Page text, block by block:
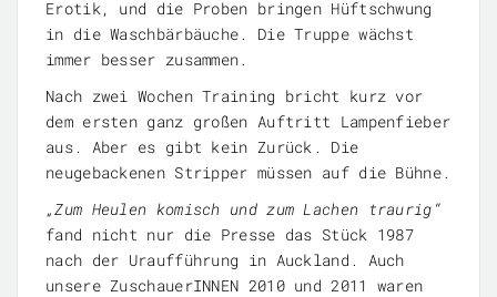
Erotik, und die Proben bringen Hüftschwung
in die Waschbärbäuche. Die Truppe wächst
immer besser zusammen.
Nach zwei Wochen Training bricht kurz vor
dem ersten ganz großen Auftritt Lampenfieber
aus. Aber es gibt kein Zurück. Die
neugebackenen Stripper müssen auf die Bühne.
„Zum Heulen komisch und zum Lachen traurig“
fand nicht nur die Presse das Stück 1987
nach der Uraufführung in Auckland. Auch
unsere ZuschauerINNEN 2010 und 2011 waren